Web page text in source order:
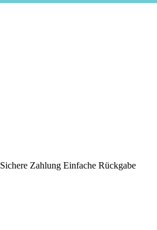
Sichere Zahlung Einfache Rückgabe